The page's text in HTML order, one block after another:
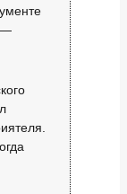
—